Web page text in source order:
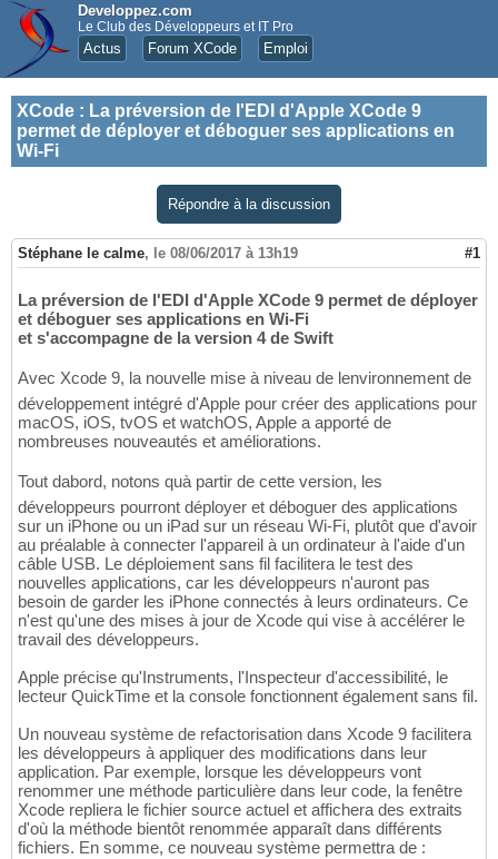
Developpez.com
Le Club des Développeurs et IT Pro
Actus Forum XCode Emploi
XCode : La préversion de l'EDI d'Apple XCode 9
permet de déployer et déboguer ses applications en
Wi-Fi
Répondre à la discussion
Stéphane le calme, le 08/06/2017 à 13h19 #1
La préversion de l'EDI d'Apple XCode 9 permet de déployer
et déboguer ses applications en Wi-Fi
et s'accompagne de la version 4 de Swift
Avec Xcode 9, la nouvelle mise à niveau de lenvironnement de
développement intégré d'Apple pour créer des applications pour
macOS, iOS, tvOS et watchOS, Apple a apporté de
nombreuses nouveautés et améliorations.
Tout dabord, notons quà partir de cette version, les
développeurs pourront déployer et déboguer des applications
sur un iPhone ou un iPad sur un réseau Wi-Fi, plutôt que d'avoir
au préalable à connecter l'appareil à un ordinateur à l'aide d'un
câble USB. Le déploiement sans fil facilitera le test des
nouvelles applications, car les développeurs n'auront pas
besoin de garder les iPhone connectés à leurs ordinateurs. Ce
n'est qu'une des mises à jour de Xcode qui vise à accélérer le
travail des développeurs.
Apple précise qu'Instruments, l'Inspecteur d'accessibilité, le
lecteur QuickTime et la console fonctionnent également sans fil.
Un nouveau système de refactorisation dans Xcode 9 facilitera
les développeurs à appliquer des modifications dans leur
application. Par exemple, lorsque les développeurs vont
renommer une méthode particulière dans leur code, la fenêtre
Xcode repliera le fichier source actuel et affichera des extraits
d'où la méthode bientôt renommée apparaît dans différents
fichiers. En somme, ce nouveau système permettra de :